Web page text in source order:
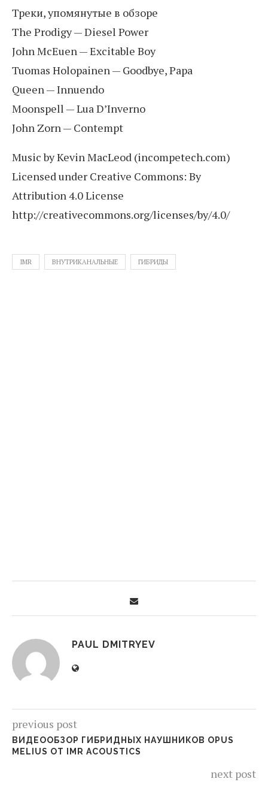
Треки, упомянутые в обзоре
The Prodigy — Diesel Power
John McEuen — Excitable Boy
Tuomas Holopainen — Goodbye, Papa
Queen — Innuendo
Moonspell — Lua D’Inverno
John Zorn — Contempt
Music by Kevin MacLeod (incompetech.com)
Licensed under Creative Commons: By
Attribution 4.0 License
http://creativecommons.org/licenses/by/4.0/
IMR ВНУТРИКАНАЛЬНЫЕ ГИБРИДЫ
PAUL DMITRYEV
previous post
ВИДЕООБЗОР ГИБРИДНЫХ НАУШНИКОВ OPUS
MELIUS ОТ IMR ACOUSTICS
next post